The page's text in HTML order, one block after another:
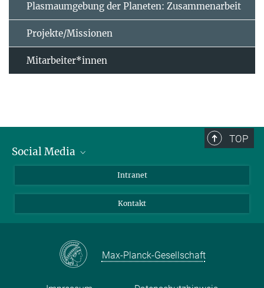
Plasmaumgebung der Planeten: Zusammenarbeit
Projekte/Missionen
Mitarbeiter*innen
TOP
Social Media
Facebook
Instagram
Mastodon
Intranet
Kontakt
Max-Planck-Gesellschaft